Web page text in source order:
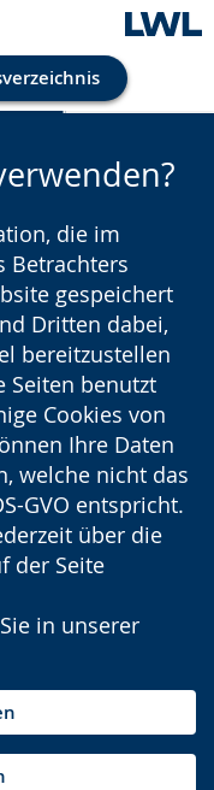
die im
Betrachters
gespeichert
Dritten dabei,
bereitzustellen
Seiten benutzt
Cookies von
Ihre Daten
welche nicht das
GVO entspricht.
über die
der Seite
in unserer